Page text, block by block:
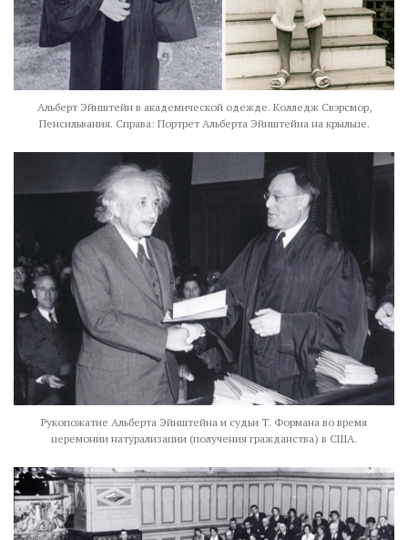
Альберт Эйнштейн в академической одежде. Колледж Свэрсмор,
Пенсильвания. Справа: Портрет Альберта Эйнштейна на крыльце.
Рукопожатие Альберта Эйнштейна и судьи Т. Формана во время
церемонии натурализации (получения гражданства) в США.